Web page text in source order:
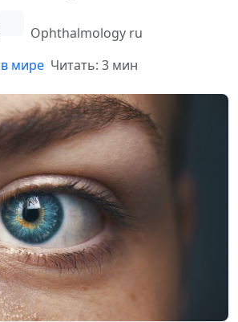
Ophthalmology ru
мире Читать: 3 мин